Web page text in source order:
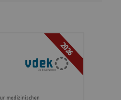
2026